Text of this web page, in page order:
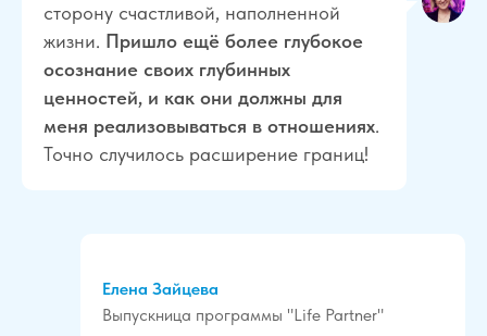
сторону счастливой, наполненной
жизни. Пришло ещё более глубокое
осознание своих глубинных
ценностей, и как они должны для
меня реализовываться в отношениях.
Точно случилось расширение границ!
Елена Зайцева
Выпускница программы "Life Partner"